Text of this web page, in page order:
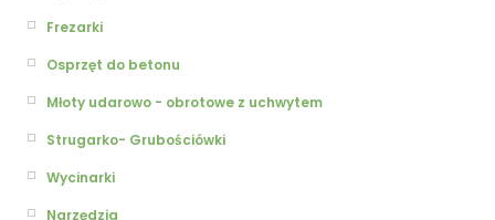
Frezarki
Osprzęt do betonu
Młoty udarowo - obrotowe z uchwytem
Strugarko- Grubościówki
Wycinarki
Narzędzia